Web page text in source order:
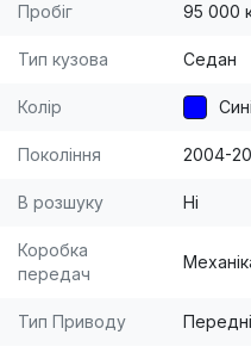
Пробіг 95 000
Тип кузова Седан
Колір
Покоління 2004-
В розшуку Ні
Коробка
передач
Тип Приводу